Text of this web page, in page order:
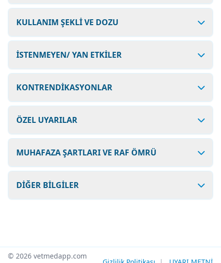
KULLANIM ŞEKLİ VE DOZU
İSTENMEYEN/ YAN ETKİLER
KONTRENDİKASYONLAR
ÖZEL UYARILAR
MUHAFAZA ŞARTLARI VE RAF ÖMRÜ
DİĞER BİLGİLER
© 2026 vetmedapp.com